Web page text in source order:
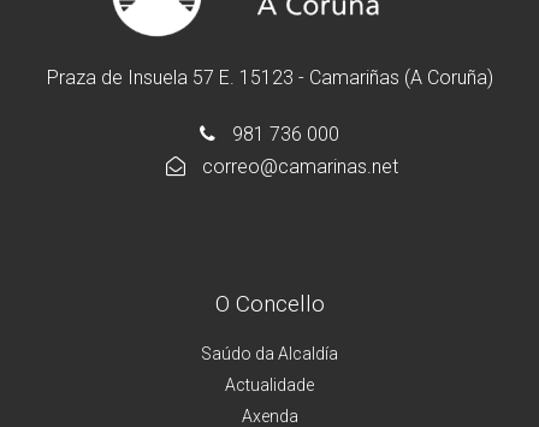
Praza de Insuela 57 E. 15123 - Camariñas (A Coruña)
981 736 000
correo@camarinas.net
O Concello
Saúdo da Alcaldía
Actualidade
Axenda